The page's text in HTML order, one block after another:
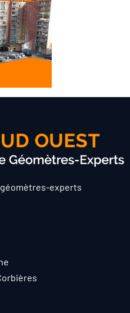
géomètres-experts